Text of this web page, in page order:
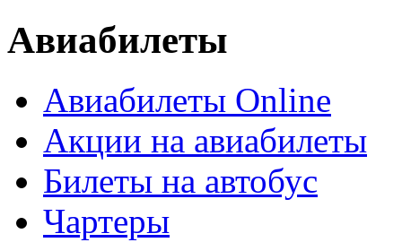
Авиабилеты
Авиабилеты Online
Акции на авиабилеты
Билеты на автобус
Чартеры